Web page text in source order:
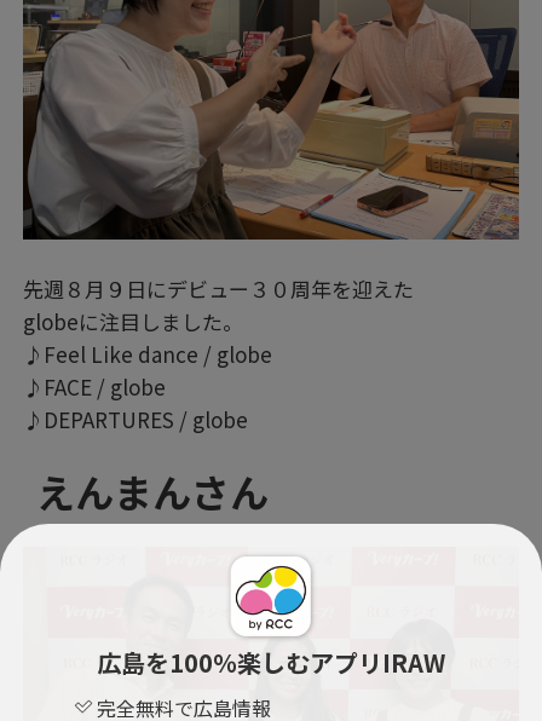
広島を100％楽しむアプリIRAW
完全無料で広島情報
先週８月９日にデビュー３０周年を迎えた
globeに注目しました。
♪Feel Like dance / globe
♪FACE / globe
♪DEPARTURES / globe
えんまんさん